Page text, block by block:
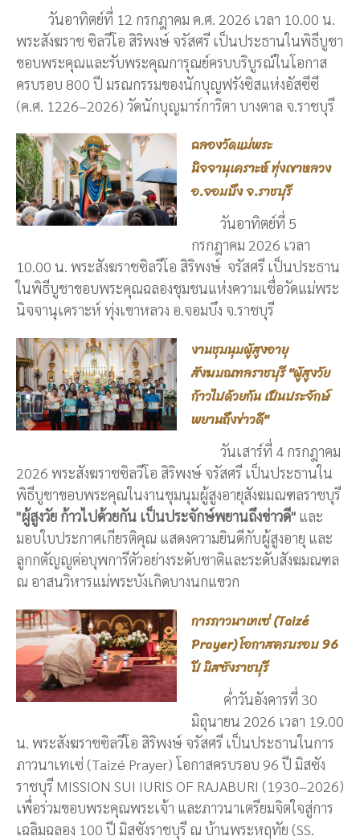
วันอาทิตย์ที่ 12 กรกฎาคม ค.ศ. 2026 เวลา 10.00 น.
พระสังฆราช ซิลวีโอ สิริพงษ์ จรัสศรี เป็นประธานในพิธีบูชา
ขอบพระคุณและรับพระคุณการุณย์ครบบริบูรณ์ในโอกาส
ครบรอบ 800 ปี มรณกรรมของนักบุญฟรังซิสแห่งอัสซีซี
(ค.ศ. 1226–2026) วัดนักบุญมาร์การิตา บางตาล จ.ราชบุรี
ฉลองวัดแม่พระ
นิจจานุเคราะห์ ทุ่งเขาหลวง
อ.จอมบึง จ.ราชบุรี
วันอาทิตย์ที่ 5
กรกฎาคม 2026 เวลา
10.00 น. พระสังฆราชซิลวีโอ สิริพงษ์ จรัสศรี เป็นประธาน
ในพิธีบูชาขอบพระคุณฉลองชุมชนแห่งความเชื่อวัดแม่พระ
นิจจานุเคราะห์ ทุ่งเขาหลวง อ.จอมบึง จ.ราชบุรี
งานชุมนุมผู้สูงอายุ
สังฆมณฑลราชบุรี "ผู้สูงวัย
ก้าวไปด้วยกัน เป็นประจักษ์
พยานถึงข่าวดี"
วันเสาร์ที่ 4 กรกฎาคม
2026 พระสังฆราชซิลวีโอ สิริพงษ์ จรัสศรี เป็นประธานใน
พิธีบูชาขอบพระคุณในงานชุมนุมผู้สูงอายุสังฆมณฑลราชบุรี
"ผู้สูงวัย ก้าวไปด้วยกัน เป็นประจักษ์พยานถึงข่าวดี" และ
มอบใบประกาศเกียรติคุณ แสดงความยินดีกับผู้สูงอายุ และ
ลูกกตัญญูต่อบุพการีตัวอย่างระดับชาติและระดับสังฆมณฑล
ณ อาสนวิหารแม่พระบังเกิดบางนกแขวก
การภาวนาเทเซ่ (Taizé
Prayer) โอกาสครบรอบ 96
ปี มิสซังราชบุรี
ค่ำวันอังคารที่ 30
มิถุนายน 2026 เวลา 19.00
น. พระสังฆราชซิลวีโอ สิริพงษ์ จรัสศรี เป็นประธานในการ
ภาวนาเทเซ่ (Taizé Prayer) โอกาสครบรอบ 96 ปี มิสซัง
ราชบุรี MISSION SUI IURIS OF RAJABURI (1930–2026)
เพื่อร่วมขอบพระคุณพระเจ้า และภาวนาเตรียมจิตใจสู่การ
เฉลิมฉลอง 100 ปี มิสซังราชบุรี ณ บ้านพระหฤทัย (SS.